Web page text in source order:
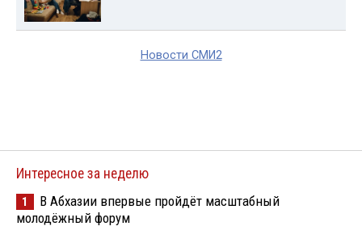
Новости СМИ2
Интересное за неделю
1
В Абхазии впервые пройдёт масштабный
молодёжный форум